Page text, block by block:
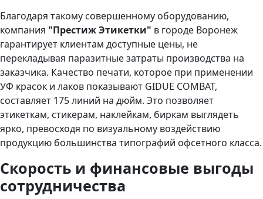
Благодаря такому совершенному оборудованию,
компания "Престиж Этикетки" в городе Воронеж
гарантирует клиентам доступные цены, не
перекладывая паразитные затраты производства на
заказчика. Качество печати, которое при применении
УФ красок и лаков показывают GIDUE COMBAT,
составляет 175 линий на дюйм. Это позволяет
этикеткам, стикерам, наклейкам, биркам выглядеть
ярко, превосходя по визуальному воздействию
продукцию большинства типографий офсетного класса.
Скорость и финансовые выгоды
сотрудничества